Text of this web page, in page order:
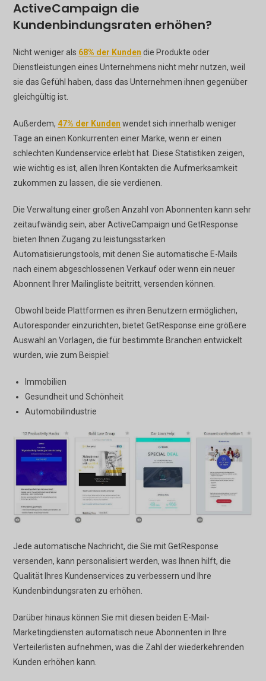
ActiveCampaign die
Kundenbindungsraten erhöhen?
Nicht weniger als 68% der Kunden die Produkte oder
Dienstleistungen eines Unternehmens nicht mehr nutzen, weil
sie das Gefühl haben, dass das Unternehmen ihnen gegenüber
gleichgültig ist.
Außerdem,47% der Kunden wendet sich innerhalb weniger
Tage an einen Konkurrenten einer Marke, wenn er einen
schlechten Kundenservice erlebt hat. Diese Statistiken zeigen,
wie wichtig es ist, allen Ihren Kontakten die Aufmerksamkeit
zukommen zu lassen, die sie verdienen.
Die Verwaltung einer großen Anzahl von Abonnenten kann sehr
zeitaufwändig sein, aber ActiveCampaign und GetResponse
bieten Ihnen Zugang zu leistungsstarken
Automatisierungstools, mit denen Sie automatische E-Mails
nach einem abgeschlossenen Verkauf oder wenn ein neuer
Abonnent Ihrer Mailingliste beitritt, versenden können.
Obwohl beide Plattformen es ihren Benutzern ermöglichen,
Autoresponder einzurichten, bietet GetResponse eine größere
Auswahl an Vorlagen, die für bestimmte Branchen entwickelt
wurden, wie zum Beispiel:
Immobilien
Gesundheit und Schönheit
Automobilindustrie
Jede automatische Nachricht, die Sie mit GetResponse
versenden, kann personalisiert werden, was Ihnen hilft, die
Qualität Ihres Kundenservices zu verbessern und Ihre
Kundenbindungsraten zu erhöhen.
Darüber hinaus können Sie mit diesen beiden E-Mail-
Marketingdiensten automatisch neue Abonnenten in Ihre
Verteilerlisten aufnehmen, was die Zahl der wiederkehrenden
Kunden erhöhen kann.